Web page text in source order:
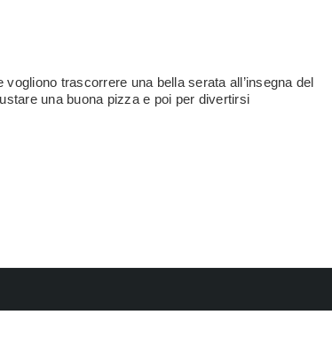
trascorrere una bella serata all’insegna del
una buona pizza e poi per divertirsi